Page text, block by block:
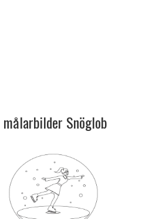
Snöglob